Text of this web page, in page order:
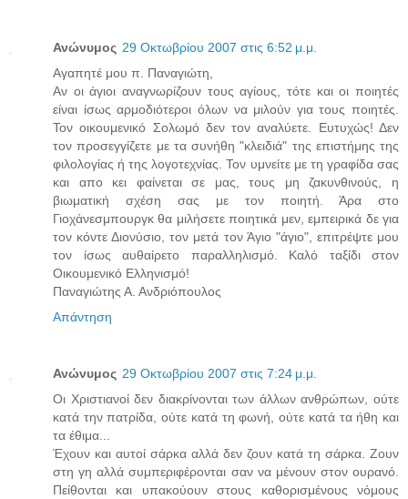
Ανώνυμος 29 Οκτωβρίου 2007 στις 6:52 μ.μ.
Αγαπητέ μου π. Παναγιώτη,
Αν οι άγιοι αναγνωρίζουν τους αγίους, τότε και οι ποιητές
είναι ίσως αρμοδιότεροι όλων να μιλούν για τους ποιητές.
Τον οικουμενικό Σολωμό δεν τον αναλύετε. Ευτυχώς! Δεν
τον προσεγγίζετε με τα συνήθη "κλειδιά" της επιστήμης της
φιλολογίας ή της λογοτεχνίας. Τον υμνείτε με τη γραφίδα σας
και απο κει φαίνεται σε μας, τους μη ζακυνθινούς, η
βιωματική σχέση σας με τον ποιητή. Άρα στο
Γιοχάνεσμπουργκ θα μιλήσετε ποιητικά μεν, εμπειρικά δε για
τον κόντε Διονύσιο, τον μετά τον Άγιο "άγιο", επιτρέψτε μου
τον ίσως αυθαίρετο παραλληλισμό. Καλό ταξίδι στον
Οικουμενικό Ελληνισμό!
Παναγιώτης Α. Ανδριόπουλος
Απάντηση
Ανώνυμος 29 Οκτωβρίου 2007 στις 7:24 μ.μ.
Οι Χριστιανοί δεν διακρίνονται των άλλων ανθρώπων, ούτε
κατά την πατρίδα, ούτε κατά τη φωνή, ούτε κατά τα ήθη και
τα έθιμα...
Έχουν και αυτοί σάρκα αλλά δεν ζουν κατά τη σάρκα. Ζουν
στη γη αλλά συμπεριφέρονται σαν να μένουν στον ουρανό.
Πείθονται και υπακούουν στους καθορισμένους νόμους